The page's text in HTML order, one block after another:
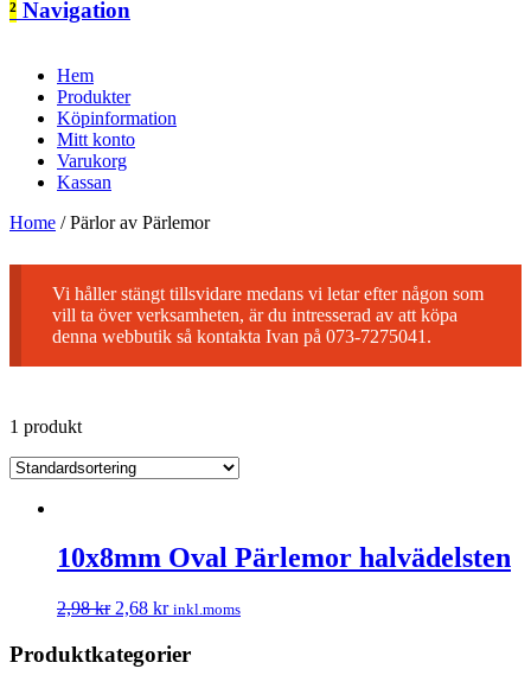
² Navigation
Hem
Produkter
Köpinformation
Mitt konto
Varukorg
Kassan
Home / Pärlor av Pärlemor
Vi håller stängt tillsvidare medans vi letar efter någon som
vill ta över verksamheten, är du intresserad av att köpa
denna webbutik så kontakta Ivan på 073-7275041.
1 produkt
10x8mm Oval Pärlemor halvädelsten
2,98kr 2,68 kr inkl.moms
Produktkategorier